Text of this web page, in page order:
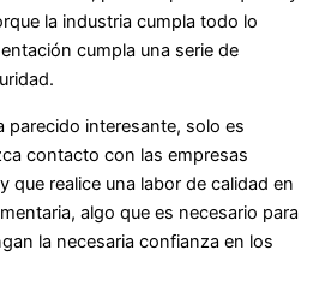
la industria cumpla todo lo
cumpla una serie de
parecido interesante, solo es
contacto con las empresas
que realice una labor de calidad en
algo que es necesario para
la necesaria confianza en los